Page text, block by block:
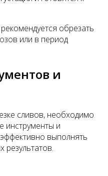
обрезать
или в период
и
сливов, необходимо
инструменты и
выполнять
результатов.